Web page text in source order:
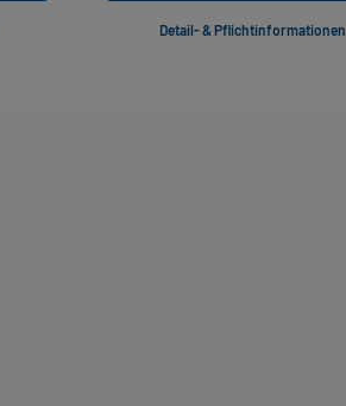
Detail- & Pflichtinformationen